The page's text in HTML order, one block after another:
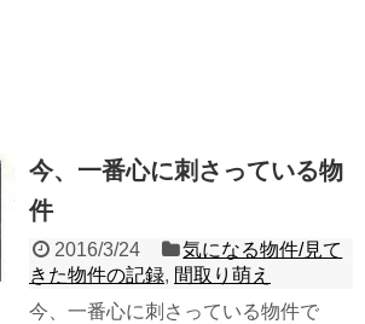
今、一番心に刺さっている物
件
2016/3/24
気になる物件/見て
きた物件の記録, 間取り萌え
今、一番心に刺さっている物件で